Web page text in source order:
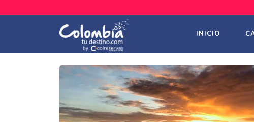
INICIO